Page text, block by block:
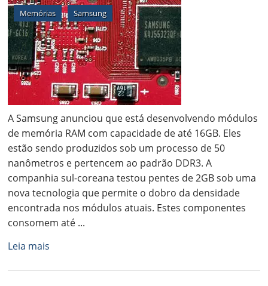
Memórias Samsung
A Samsung anunciou que está desenvolvendo módulos
de memória RAM com capacidade de até 16GB. Eles
estão sendo produzidos sob um processo de 50
nanômetros e pertencem ao padrão DDR3. A
companhia sul-coreana testou pentes de 2GB sob uma
nova tecnologia que permite o dobro da densidade
encontrada nos módulos atuais. Estes componentes
consomem até ...
Leia mais